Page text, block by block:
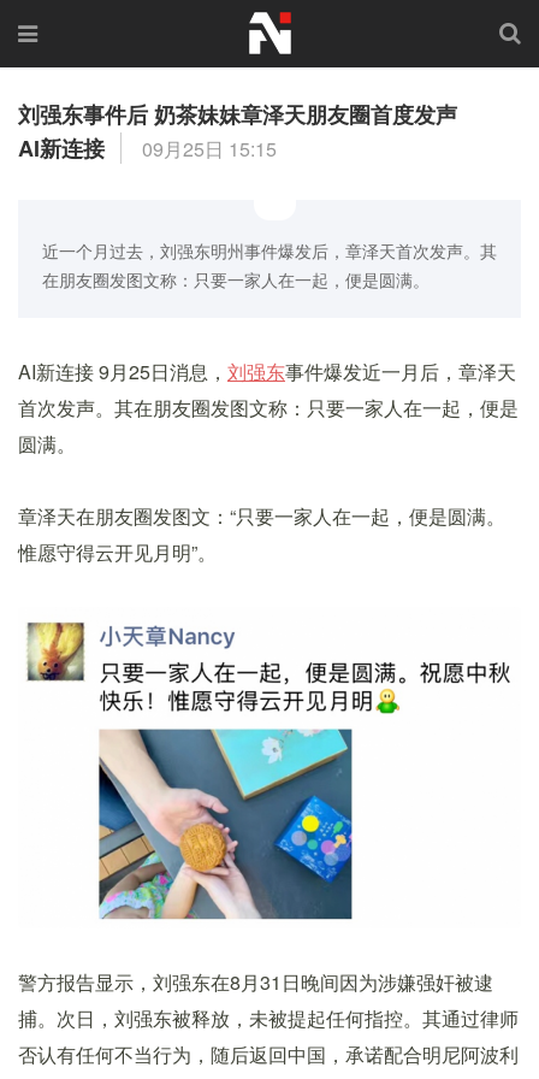
刘强东事件后 奶茶妹妹章泽天朋友圈首度发声
AI新连接
09月25日 15:15
近一个月过去，刘强东明州事件爆发后，章泽天首次发声。其
在朋友圈发图文称：只要一家人在一起，便是圆满。
AI新连接 9月25日消息， 刘强东事件爆发近一月后，章泽天
首次发声。其在朋友圈发图文称：只要一家人在一起，便是
圆满。
章泽天在朋友圈发图文：“只要一家人在一起，便是圆满。
惟愿守得云开见月明”。
警方报告显示，刘强东在8月31日晚间因为涉嫌强奸被逮
捕。次日，刘强东被释放，未被提起任何指控。其通过律师
否认有任何不当行为，随后返回中国，承诺配合明尼阿波利